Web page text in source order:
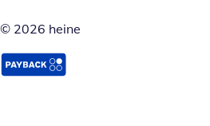
© 2026 heine